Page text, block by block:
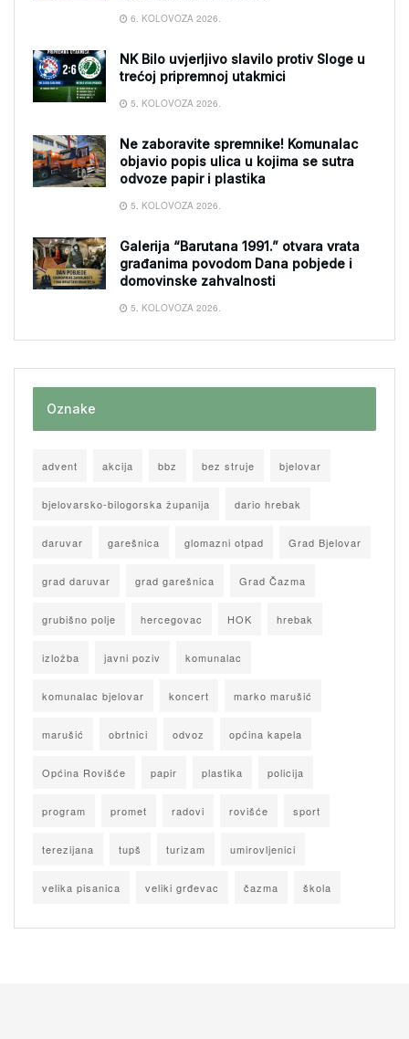
6. KOLOVOZA 2026.
NK Bilo uvjerljivo slavilo protiv Sloge u
trećoj pripremnoj utakmici
5. KOLOVOZA 2026.
Ne zaboravite spremnike! Komunalac
objavio popis ulica u kojima se sutra
odvoze papir i plastika
5. KOLOVOZA 2026.
Galerija “Barutana 1991.” otvara vrata
građanima povodom Dana pobjede i
domovinske zahvalnosti
5. KOLOVOZA 2026.
Oznake
advent akcija bbz bez struje bjelovar
bjelovarsko-bilogorska županija dario hrebak
daruvar garešnica glomazni otpad Grad Bjelovar
grad daruvar grad garešnica Grad Čazma
grubišno polje hercegovac HOK hrebak
izložba javni poziv komunalac
komunalac bjelovar koncert marko marušić
marušić obrtnici odvoz općina kapela
Općina Rovišće papir plastika policija
program promet radovi rovišće sport
terezijana tupš turizam umirovljenici
velika pisanica veliki grđevac čazma škola